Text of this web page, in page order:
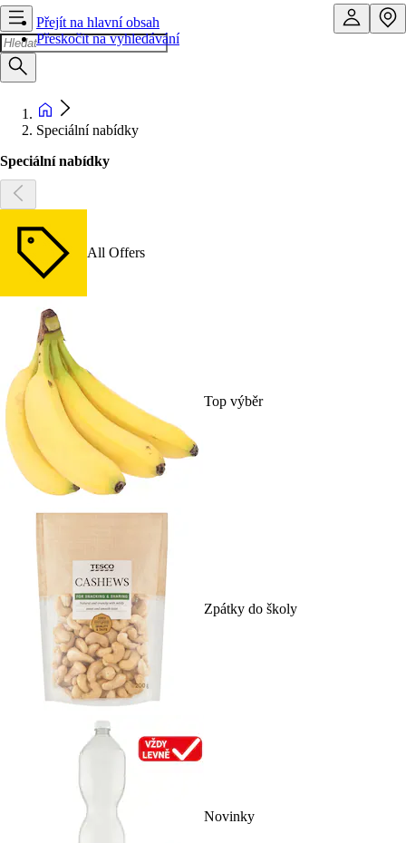
Přejít na hlavní obsah
Přeskočit na vyhledávání
Speciální nabídky
Speciální nabídky
All Offers
Top výběr
Zpátky do školy
Novinky